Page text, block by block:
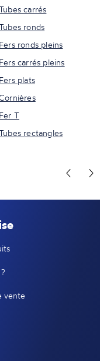
carrés
ronds
Fers ronds pleins
Fers carrés pleins
Fers plats
Fer T
rectangles
vente